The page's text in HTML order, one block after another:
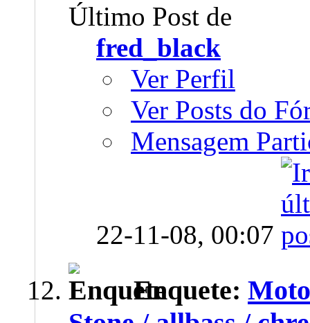
Último Post de
fred_black
Ver Perfil
Ver Posts do
Mensagem
22-11-08, 00:07
Enquete: